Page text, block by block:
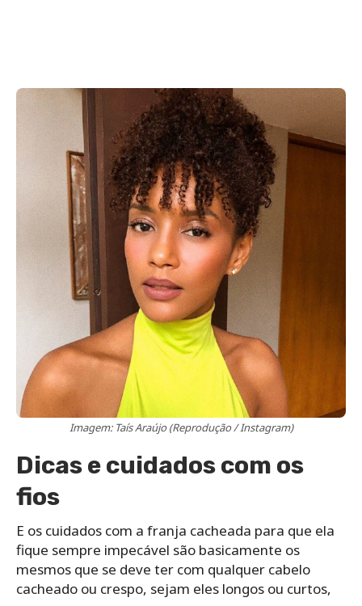
Imagem: Taís Araújo (Reprodução / Instagram)
Dicas e cuidadoscom os
fios
E os cuidados com a franja cacheada para que ela
fique sempre impecável são basicamente os
mesmos que se deve ter com qualquer cabelo
cacheado ou crespo, sejam eles longos ou curtos,